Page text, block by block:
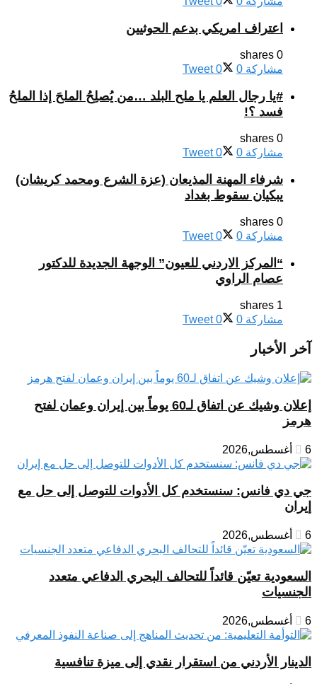
اعتراف امريكي بدعم الحوثيين
0 shares
مشاركة 0
Tweet 0
#يا رجال العلم يا ملح البلد …من يُصلِحُ الملحَ إذا الملحُ
فسد ؟!
0 shares
مشاركة 0
Tweet 0
شرفاء المهنة المذيعان (عزة الشرع ومحمد كريشان)
يبكيان سقوط بغداد
0 shares
مشاركة 0
Tweet 0
“المركز الاردني للعيون” الوجهة الجديدة للدكتور
عصام الراوي
1 shares
مشاركة 0
Tweet 0
آخر الأخبار
إعلان وشيك عن اتفاق لـ60 يوماً بين إيران وعمان لفتح
هرمز
6 أغسطس,2026
جي دي فانس: سنستخدم كل الأدوات للتوصل إلى حل مع
إيران
6 أغسطس,2026
السعودية تعيّن قائداً للتحالف البحري الدفاعي متعدد
الجنسيات
6 أغسطس,2026
الدينار الأردني من استقرار نقدي إلى ميزة تنافسية